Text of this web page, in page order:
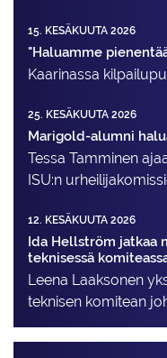
15. KESÄKUUTA 2026
"Haluamme
Kaarinassa
25. KESÄKUUTA 2026
Marigold-alumni
Tessa Tamminen
ISU:n
12. KESÄKUUTA 2026
Ida Hellström jatkaa
teknisessä
Leena Laaksonen
teknisen komitean